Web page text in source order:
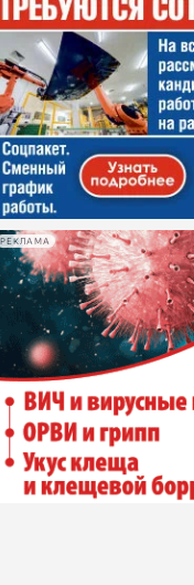
РЕКЛАМА